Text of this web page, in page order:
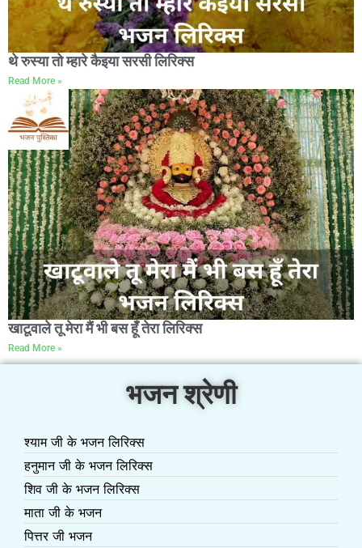
थे रुस्या तो म्हारे कैइया सरसी लिरिक्स
Read More »
खाटूवाले तू मेरा मैं भी बस हूँ तेरा लिरिक्स
Read More »
भजन श्रेणी
श्याम जी के भजन लिरिक्स
हनुमान जी के भजन लिरिक्स
शिव जी के भजन लिरिक्स
माता जी के भजन
पित्तर जी भजन